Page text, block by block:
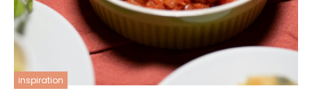
inspiration